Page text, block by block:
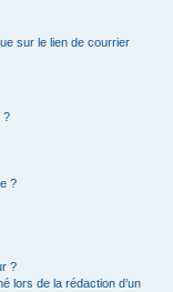
sur le lien de courrier
?
?
?
lors de la rédaction d’un